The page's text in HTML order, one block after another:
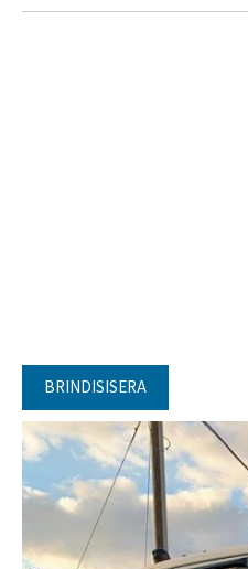
BRINDISISERA